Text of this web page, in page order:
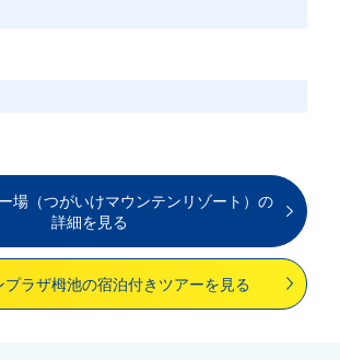
場（つがいけマウンテンリゾート）の
詳細を見る
プラザ栂池の宿泊付きツアーを見る